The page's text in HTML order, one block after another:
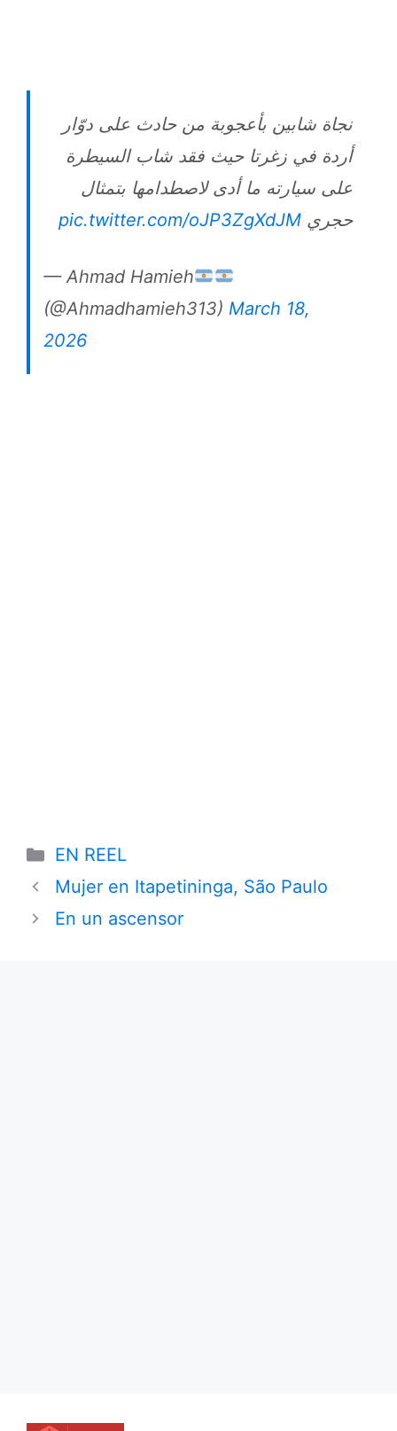
نجاة شابين بأعجوبة من حادث على دوّار
أردة في زغرتا حيث فقد شاب السيطرة
على سيارته ما أدى لاصطدامها بتمثال
حجري pic.twitter.com/oJP3ZgXdJM
— Ahmad Hamieh
(@Ahmadhamieh313) March 18,
2026
Categories
EN REEL
Mujer en Itapetininga, São Paulo
En un ascensor